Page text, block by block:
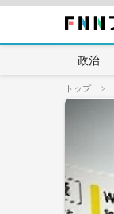
政治
トップ